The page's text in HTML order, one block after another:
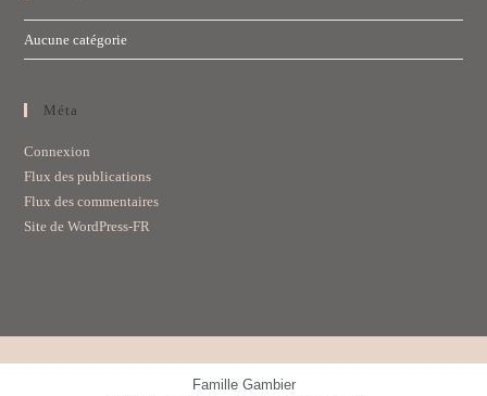
Aucune catégorie
Méta
Connexion
Flux des publications
Flux des commentaires
Site de WordPress-FR
Famille Gambier